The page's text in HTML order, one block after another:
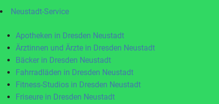
Neustadt-Service
Apotheken in Dresden Neustadt
Ärztinnen und Ärzte in Dresden Neustadt
Bäcker in Dresden Neustadt
Fahrradläden in Dresden Neustadt
Fitness-Studios in Dresden Neustadt
Friseure in Dresden Neustadt